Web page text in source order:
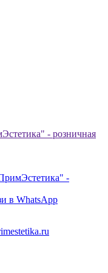
- розничная
-
в WhatsApp